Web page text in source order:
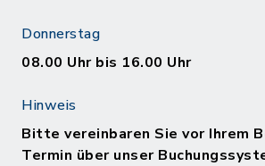
Donnerstag
08.00 Uhr bis 16.00 Uhr
Hinweis
Bitte vereinbaren Sie vor Ihrem
Termin über unser